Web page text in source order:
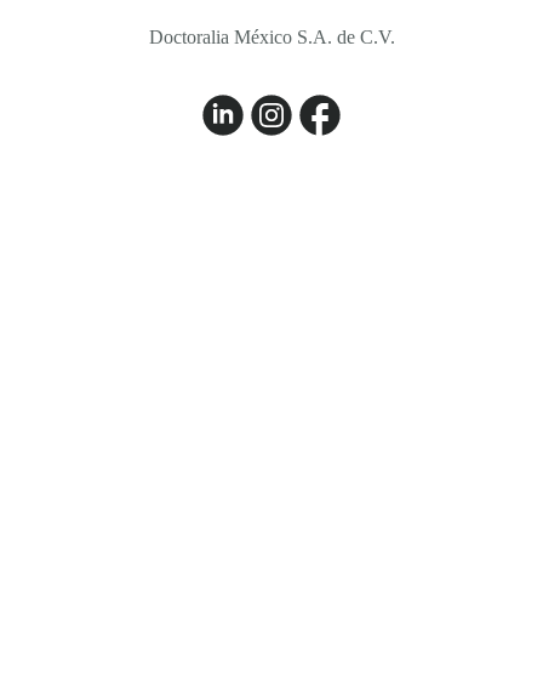
Doctoralia México S.A. de C.V.